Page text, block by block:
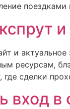
и
ресурсам,
где сделки
вход в